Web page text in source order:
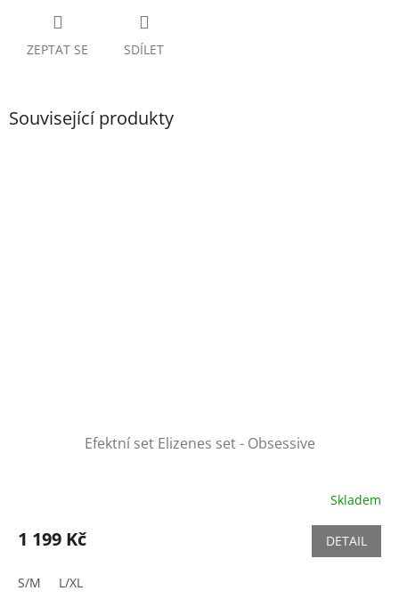
ZEPTAT SE SDÍLET
Související produkty
Efektní set Elizenes set - Obsessive
Skladem
1 199 Kč DETAIL
S/M L/XL